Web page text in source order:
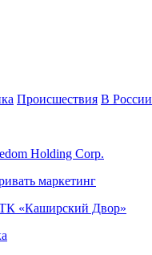
Происшествия В России
Holding Corp.
маркетинг
ТК «Каширский Двор»